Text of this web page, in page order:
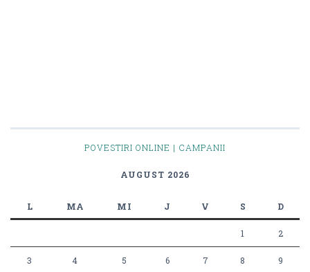
POVESTIRI ONLINE | CAMPANII
AUGUST 2026
L MA MI J V S D
1 2
3 4 5 6 7 8 9